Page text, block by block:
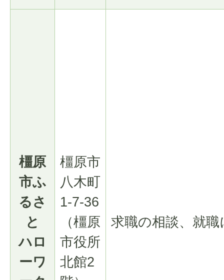
橿原
市ふ
るさ
と
ハロ
ーワ
橿原市
八木町
1-7-36
（橿原
市役所
北館2
求職の相談、就